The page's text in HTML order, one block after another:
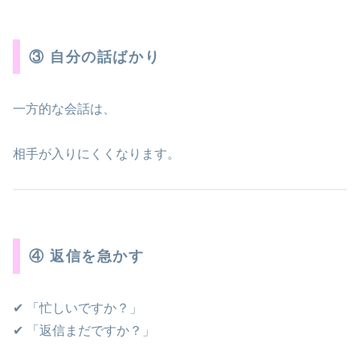
③ 自分の話ばかり
一方的な会話は、
相手が入りにくくなります。
④ 返信を急かす
✔ 「忙しいですか？」
✔ 「返信まだですか？」